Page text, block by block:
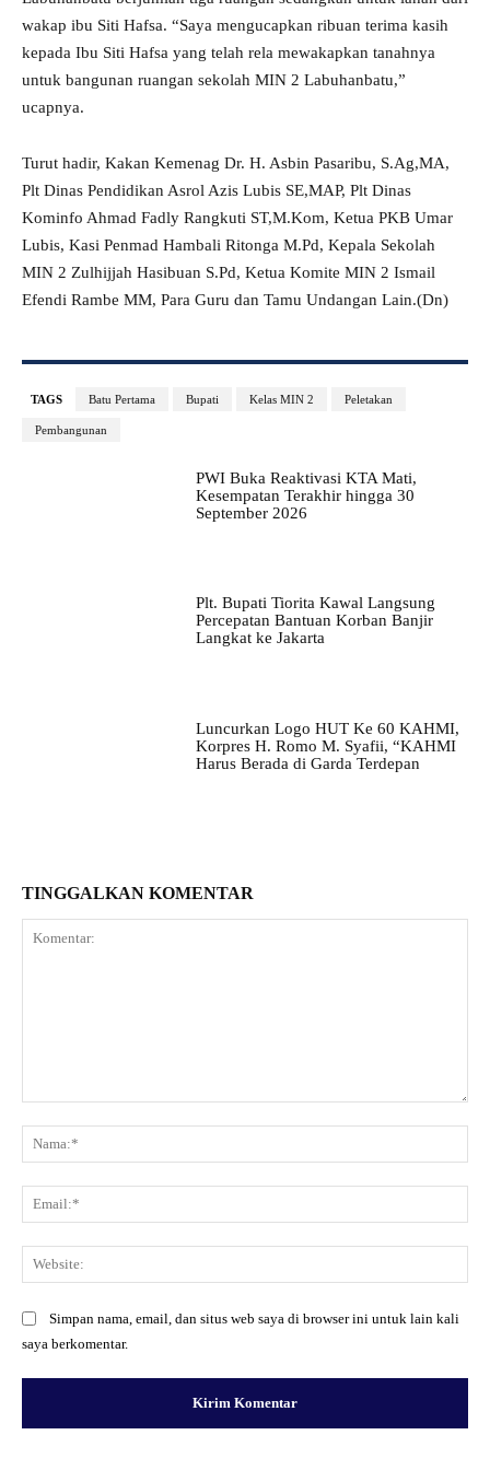
wakap ibu Siti Hafsa. “Saya mengucapkan ribuan terima kasih
kepada Ibu Siti Hafsa yang telah rela mewakapkan tanahnya
untuk bangunan ruangan sekolah MIN 2 Labuhanbatu,”
ucapnya.
Turut hadir, Kakan Kemenag Dr. H. Asbin Pasaribu, S.Ag,MA,
Plt Dinas Pendidikan Asrol Azis Lubis SE,MAP, Plt Dinas
Kominfo Ahmad Fadly Rangkuti ST,M.Kom, Ketua PKB Umar
Lubis, Kasi Penmad Hambali Ritonga M.Pd, Kepala Sekolah
MIN 2 Zulhijjah Hasibuan S.Pd, Ketua Komite MIN 2 Ismail
Efendi Rambe MM, Para Guru dan Tamu Undangan Lain.(Dn)
TAGS Batu Pertama Bupati Kelas MIN 2 Peletakan
Pembangunan
PWI Buka Reaktivasi KTA Mati,
Kesempatan Terakhir hingga 30
September 2026
Plt. Bupati Tiorita Kawal Langsung
Percepatan Bantuan Korban Banjir
Langkat ke Jakarta
Luncurkan Logo HUT Ke 60 KAHMI,
Korpres H. Romo M. Syafii, “KAHMI
Harus Berada di Garda Terdepan
TINGGALKAN KOMENTAR
Simpan nama, email, dan situs web saya di browser ini untuk lain kali
saya berkomentar.